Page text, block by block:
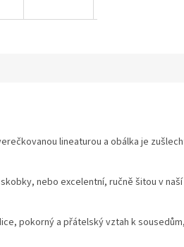
lineaturou a obálka je
nebo excelentní, ručně šitou v
pokorný a přátelský vztah k sousedům,